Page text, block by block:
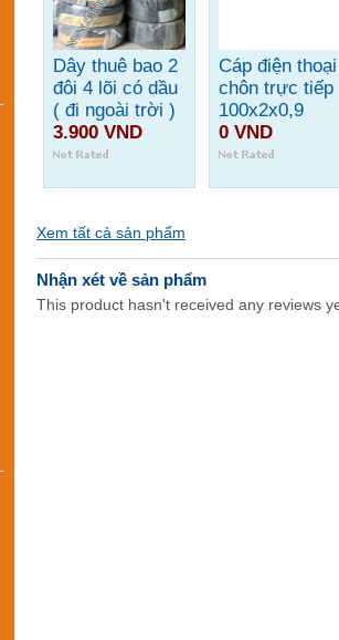
Dây thuê bao 2
đôi 4 lõi có dầu
( đi ngoài trời )
3.900 VND
Cáp điện thoại
chôn trực tiếp
100x2x0,9
0 VND
Xem tất cả sản phẩm
Nhận xét về sản phẩm
This product hasn't received any reviews